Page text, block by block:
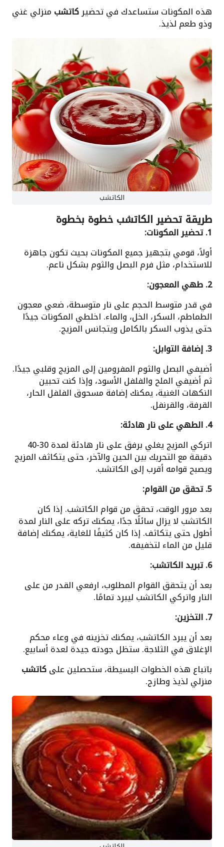
هذه المكونات ستساعدك في تحضيركاتشب منزلي غني
وذو طعم لذيذ.
الكاتشب
طريقة تحضير الكاتشب خطوة بخطوة
1. تحضير المكونات:
أولاً، قومي بتجهيز جميع المكونات بحيث تكون جاهزة
للاستخدام، مثل فرم البصل والثوم بشكل ناعم.
2. طهي المعجون:
في قدر متوسط الحجم على نار متوسطة، ضعي معجون
الطماطم، السكر، الخل، والماء. اخلطي المكونات جيدًا
حتى يذوب السكر بالكامل ويتجانس المزيج.
3. إضافة التوابل:
أضيفي البصل والثوم المفرومين إلى المزيج وقلبي جيدًا.
ثم أضيفي الملح والفلفل الأسود، وإذا كنت تحبين
النكهات الغنية، يمكنك إضافة مسحوق الفلفل الحار،
القرفة، والقرنفل.
4. الطهي على نار هادئة:
اتركي المزيج يغلي برفق على نار هادئة لمدة 30-40
دقيقة مع التحريك بين الحين والآخر، حتى يتكاثف المزيج
ويصبح قوامه أقرب إلى الكاتشب.
5. تحقق من القوام:
بعد مرور الوقت، تحقق من قوام الكاتشب. إذا كان
الكاتشب لا يزال سائلًا جدًا، يمكنك تركه على النار لمدة
أطول حتى يتكاثف. إذا كان كثيفًا للغاية، يمكنك إضافة
قليل من الماء لتخفيفه.
6. تبريد الكاتشب:
بعد أن يتحقق القوام المطلوب، ارفعي القدر من على
النار واتركي الكاتشب ليبرد تمامًا.
7. التخزين:
بعد أن يبرد الكاتشب، يمكنك تخزينه في وعاء محكم
الإغلاق في الثلاجة. ستظل جودته جيدة لعدة أسابيع.
باتباع هذه الخطوات البسيطة، ستحصلين علىكاتشب
منزلي لذيذ وطازج.